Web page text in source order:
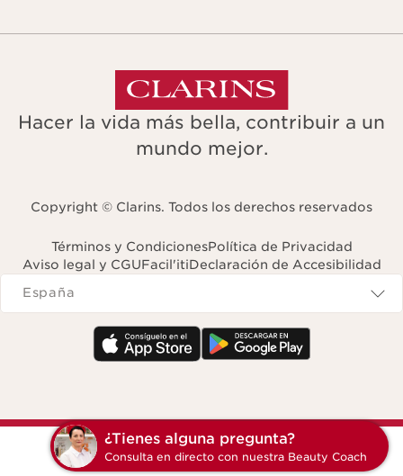
Hacer la vida más bella, contribuir a un
mundo mejor.
Copyright © Clarins. Todos los derechos reservados
Términos y CondicionesPolítica de Privacidad
Aviso legal y CGUFacil'itiDeclaración de Accesibilidad
Navigates to
España
¿Tienes alguna pregunta?
Consulta en directo con nuestra Beauty Coach